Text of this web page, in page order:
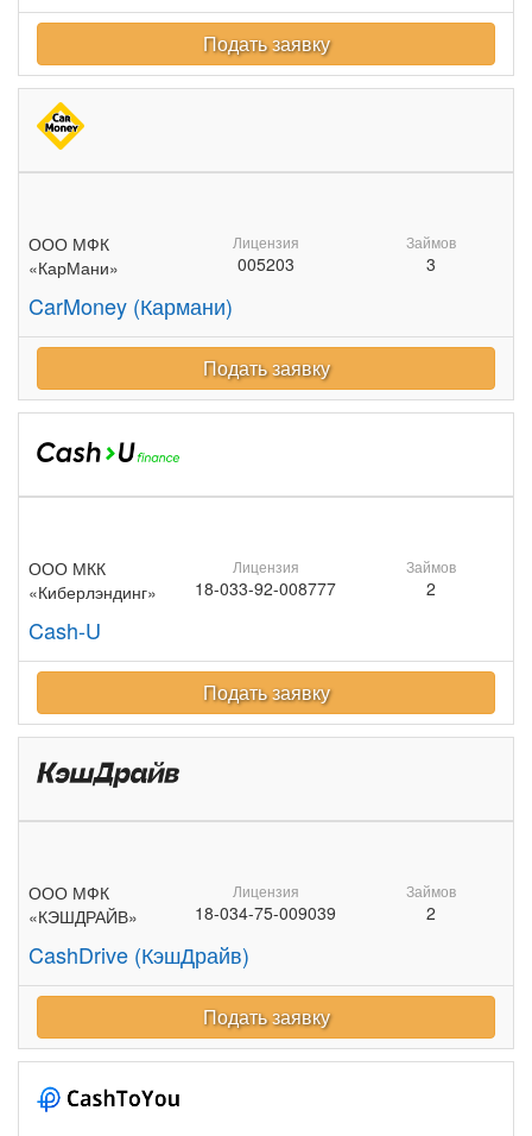
Подать заявку
ООО МФК
«КарМани»
CarMoney (Кармани)
Лицензия
005203
Займов
3
Подать заявку
ООО МКК
«Киберлэндинг»
Cash-U
Лицензия
18-033-92-008777
Займов
2
Подать заявку
ООО МФК
«КЭШДРАЙВ»
CashDrive (КэшДрайв)
Лицензия
18-034-75-009039
Займов
2
Подать заявку